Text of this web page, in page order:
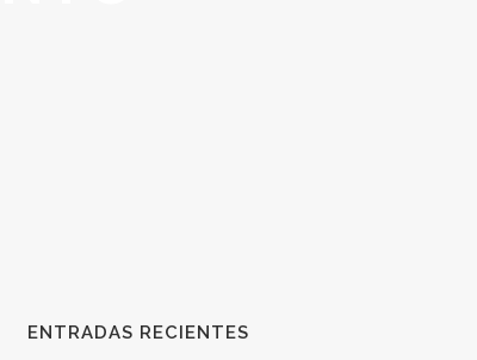
ENTRADAS RECIENTES